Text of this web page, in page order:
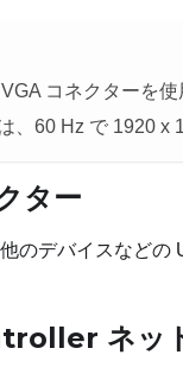
コネクターを
、60 Hz で 1920 x
ター
のデバイスなど
ネッ